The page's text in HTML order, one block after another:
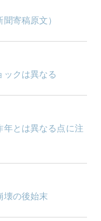
寄稿原文）
ックは異なる
年とは異なる点に注
壊の後始末